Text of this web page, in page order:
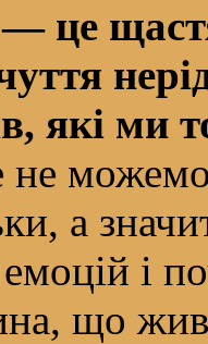
— це
які ми
не
а
і
що